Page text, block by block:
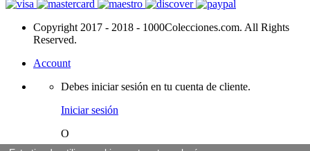
Copyright 2017 - 2018 - 1000Colecciones.com. All Rights
Reserved.
Account
Debes iniciar sesión en tu cuenta de cliente.
Iniciar sesión
O